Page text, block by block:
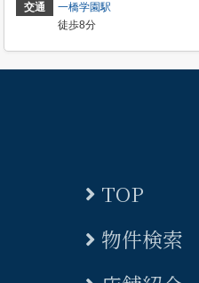
交通
一橋学園駅
徒歩8分
TOP
物件検索